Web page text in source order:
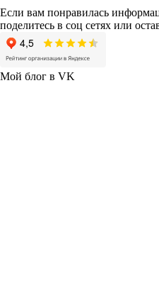
Если вам понравилась
поделитесь в соц сетях или
Мой блог в VK